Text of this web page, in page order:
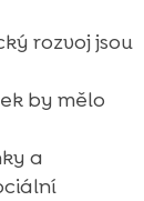
rozvoj jsou
by mělo
a